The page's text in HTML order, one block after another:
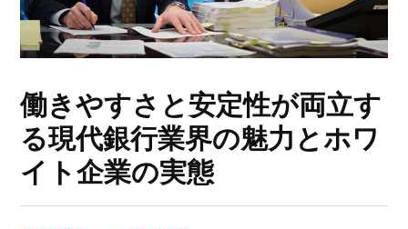
働きやすさと安定性が両立す
る現代銀行業界の魅力とホワ
イト企業の実態